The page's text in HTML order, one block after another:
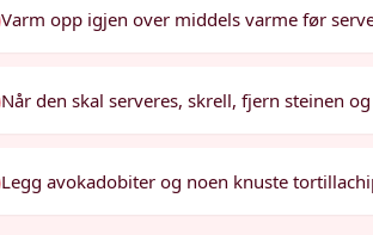
Varm opp igjen over middels varme før
Når den skal serveres, skrell, fjern steinen
Legg avokadobiter og noen knuste